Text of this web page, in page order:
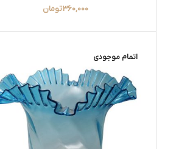
360,000تومان
اتمام موجودی